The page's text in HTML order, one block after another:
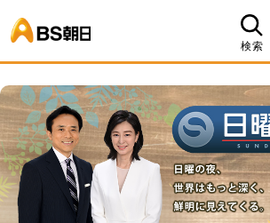
検索